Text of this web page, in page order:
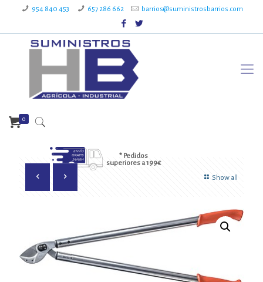
954 840 453 657 286 662 barrios@suministrosbarrios.com
* Pedidos
superiores a 199€
0
Show all